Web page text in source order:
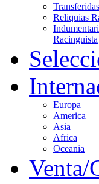
Transferidas
Reliquias
Racinguista
Europa
America
Asia
Africa
Oceania
Venta/